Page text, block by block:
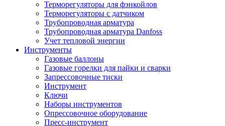
Терморегуляторы для фэнкойлов
Терморегуляторы с датчиком
Трубопроводная арматура
Трубопроводная арматура Danfoss
Учет тепловой энергии
Инструменты
Газовые баллоны
Газовые горелки для пайки и сварки
Запрессовочные тиски
Инструмент
Ключи
Наборы инструментов
Опрессовочное оборудование
Пресс-инструмент